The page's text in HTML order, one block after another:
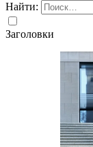
Найти:
Заголовки